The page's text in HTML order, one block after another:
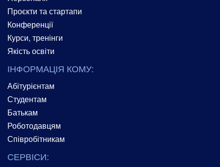
Проєкти та стартапи
Конференції
Курси, тренінги
Якість освіти
ІНФОРМАЦІЯ КОМУ:
Абітурієнтам
Студентам
Батькам
Роботодавцям
Співробітникам
СЕРВІСИ: